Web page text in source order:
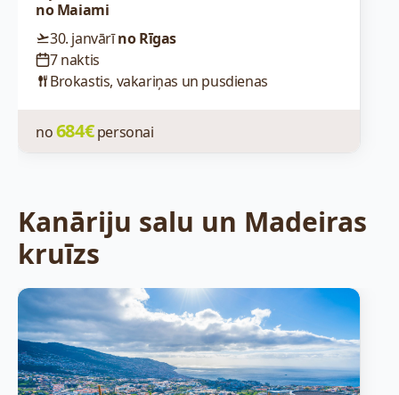
no Maiami
30. janvārīno Rīgas
7 naktis
Brokastis, vakariņas un pusdienas
no684€personai
Kanāriju salu un Madeiras
kruīzs